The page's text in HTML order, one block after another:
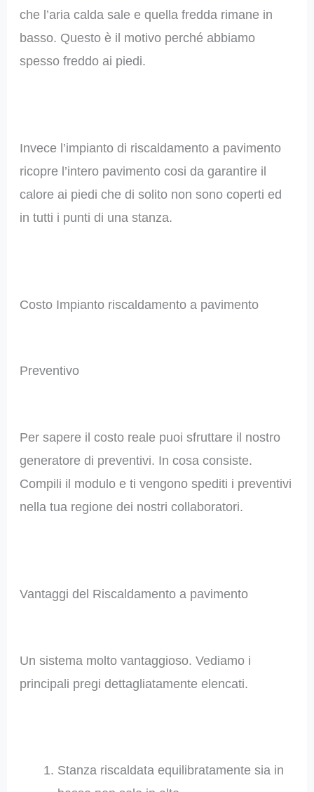
che l’aria calda sale e quella fredda rimane in
basso. Questo è il motivo perché abbiamo
spesso freddo ai piedi.
Invece l’impianto di riscaldamento a pavimento
ricopre l’intero pavimento cosi da garantire il
calore ai piedi che di solito non sono coperti ed
in tutti i punti di una stanza.
Costo Impianto riscaldamento a pavimento
Preventivo
Per sapere il costo reale puoi sfruttare il nostro
generatore di preventivi. In cosa consiste.
Compili il modulo e ti vengono spediti i preventivi
nella tua regione dei nostri collaboratori.
Vantaggi del Riscaldamento a pavimento
Un sistema molto vantaggioso. Vediamo i
principali pregi dettagliatamente elencati.
Stanza riscaldata equilibratamente sia in